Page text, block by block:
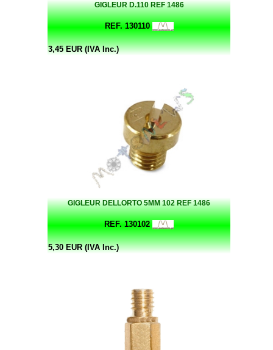
GIGLEUR D.110 REF 1486
REF. 130110
3,45 EUR (IVA Inc.)
GIGLEUR DELLORTO 5MM 102 REF 1486
REF. 130102
5,30 EUR (IVA Inc.)